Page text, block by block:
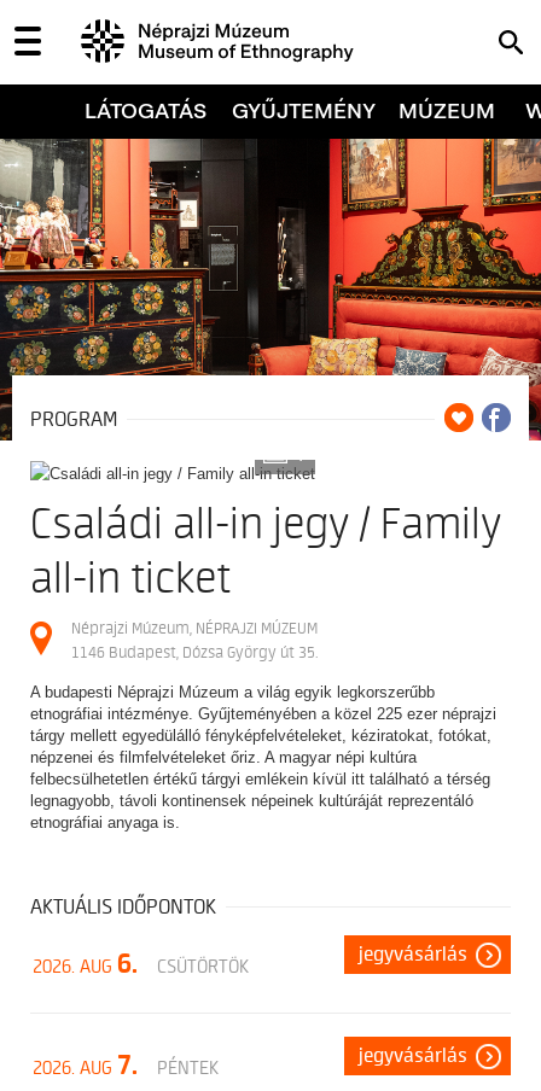
LÁTOGATÁS GYŰJTEMÉNY MÚZEUM
PROGRAM
7
Családi all-in jegy / Family
all-in ticket
Néprajzi Múzeum, NÉPRAJZI MÚZEUM
1146 Budapest, Dózsa György út 35.
A budapesti Néprajzi Múzeum a világ egyik legkorszerűbb
etnográfiai intézménye. Gyűjteményében a közel 225 ezer néprajzi
tárgy mellett egyedülálló fényképfelvételeket, kéziratokat, fotókat,
népzenei és filmfelvételeket őriz. A magyar népi kultúra
felbecsülhetetlen értékű tárgyi emlékein kívül itt található a térség
legnagyobb, távoli kontinensek népeinek kultúráját reprezentáló
etnográfiai anyaga is.
AKTUÁLIS IDŐPONTOK
2026. AUG 6. CSÜTÖRTÖK
jegyvásárlás
2026. AUG 7. PÉNTEK
jegyvásárlás